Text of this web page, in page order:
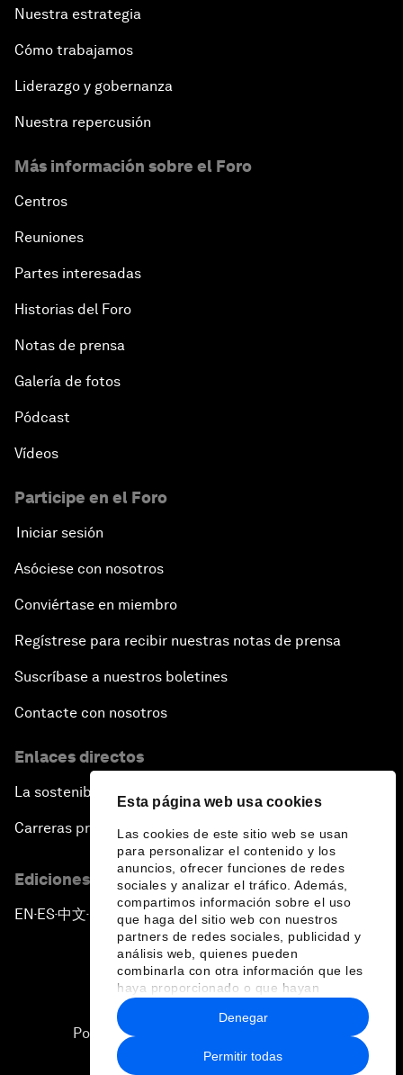
Esta página web usa cookies
Las cookies de este sitio web se usan
para personalizar el contenido y los
anuncios, ofrecer funciones de redes
sociales y analizar el tráfico. Además,
compartimos información sobre el uso
que haga del sitio web con nuestros
partners de redes sociales, publicidad y
análisis web, quienes pueden
combinarla con otra información que les
haya proporcionado o que hayan
recopilado a partir del uso que haya
hecho de sus servicios.
Permitir todas
Denegar
Nuestra estrategia
Cómo trabajamos
Liderazgo y gobernanza
Nuestra repercusión
Más información sobre el Foro
Centros
Reuniones
Partes interesadas
Historias del Foro
Notas de prensa
Galería de fotos
Pódcast
Vídeos
Participe en el Foro
Iniciar sesión
Asóciese con nosotros
Conviértase en miembro
Regístrese para recibir nuestras notas de prensa
Suscríbase a nuestros boletines
Contacte con nosotros
Enlaces directos
La sostenibilidad en el Foro
Carreras profesionales
Ediciones en otros idiomas
EN ▪ ES▪中文▪ 日本語
Política de privacidad y normas de uso